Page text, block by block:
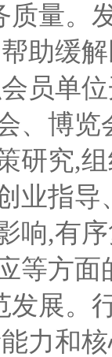
。发
助缓
员单
、博
研究,
业指
响,有
等方面
。行
力和